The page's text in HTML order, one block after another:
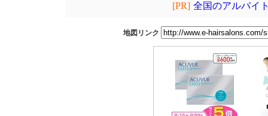
[PR] 全国のアルバイ
地図リンク